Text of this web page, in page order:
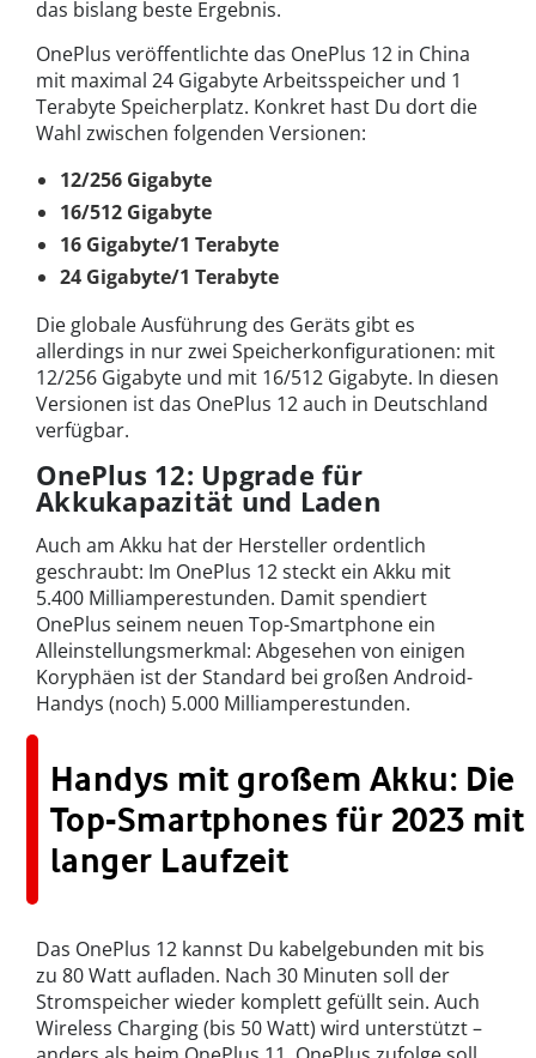
das bislang beste Ergebnis.
OnePlus veröffentlichte das OnePlus 12 in China
mit maximal 24 Gigabyte Arbeitsspeicher und 1
Terabyte Speicherplatz. Konkret hast Du dort die
Wahl zwischen folgenden Versionen:
12/256 Gigabyte
16/512 Gigabyte
16 Gigabyte/1 Terabyte
24 Gigabyte/1 Terabyte
Die globale Ausführung des Geräts gibt es
allerdings in nur zwei Speicherkonfigurationen: mit
12/256 Gigabyte und mit 16/512 Gigabyte. In diesen
Versionen ist das OnePlus 12 auch in Deutschland
verfügbar.
OnePlus 12: Upgrade für
Akkukapazität und Laden
Auch am Akku hat der Hersteller ordentlich
geschraubt: Im OnePlus 12 steckt ein Akku mit
5.400 Milliamperestunden. Damit spendiert
OnePlus seinem neuen Top-Smartphone ein
Alleinstellungsmerkmal: Abgesehen von einigen
Koryphäen ist der Standard bei großen Android-
Handys (noch) 5.000 Milliamperestunden.
Handys mit großem Akku: Die
Top-Smartphones für 2023 mit
langer Laufzeit
Das OnePlus 12 kannst Du kabelgebunden mit bis
zu 80 Watt aufladen. Nach 30 Minuten soll der
Stromspeicher wieder komplett gefüllt sein. Auch
Wireless Charging (bis 50 Watt) wird unterstützt –